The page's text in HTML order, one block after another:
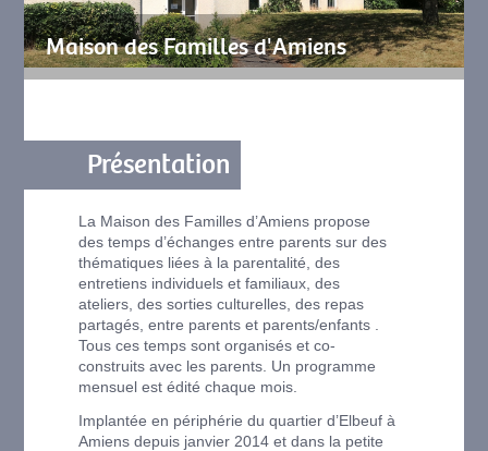
Maison des Familles d'Amiens
Présentation
La Maison des Familles d’Amiens propose
des temps d’échanges entre parents sur des
thématiques liées à la parentalité, des
entretiens individuels et familiaux, des
ateliers, des sorties culturelles, des repas
partagés, entre parents et parents/enfants .
Tous ces temps sont organisés et co-
construits avec les parents. Un programme
mensuel est édité chaque mois.
Implantée en périphérie du quartier d’Elbeuf à
Amiens depuis janvier 2014 et dans la petite